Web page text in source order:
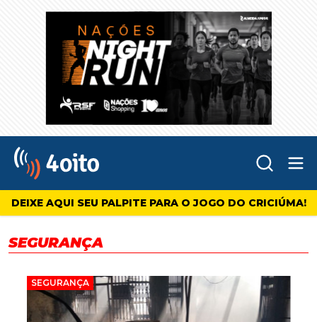
4oito
DEIXE AQUI SEU PALPITE PARA O JOGO DO CRICIÚMA!
SEGURANÇA
SEGURANÇA